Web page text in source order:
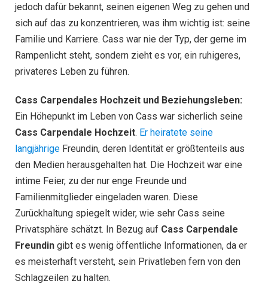
jedoch dafür bekannt, seinen eigenen Weg zu gehen und
sich auf das zu konzentrieren, was ihm wichtig ist: seine
Familie und Karriere. Cass war nie der Typ, der gerne im
Rampenlicht steht, sondern zieht es vor, ein ruhigeres,
privateres Leben zu führen.
Cass Carpendales Hochzeit und Beziehungsleben:
Ein Höhepunkt im Leben von Cass war sicherlich seine
Cass Carpendale Hochzeit. Er heiratete seine
langjährige Freundin, deren Identität er größtenteils aus
den Medien herausgehalten hat. Die Hochzeit war eine
intime Feier, zu der nur enge Freunde und
Familienmitglieder eingeladen waren. Diese
Zurückhaltung spiegelt wider, wie sehr Cass seine
Privatsphäre schätzt. In Bezug auf Cass Carpendale
Freundin gibt es wenig öffentliche Informationen, da er
es meisterhaft versteht, sein Privatleben fern von den
Schlagzeilen zu halten.